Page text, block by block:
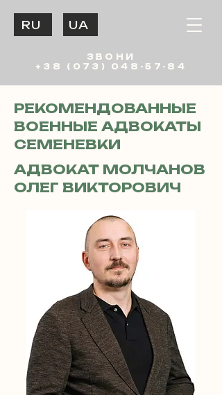
ЗВОНИ
+38 (073) 048-57-84
UA
RU
РЕКОМЕНДОВАННЫЕ
ВОЕННЫЕ АДВОКАТЫ
СЕМЕНЕВКИ
АДВОКАТ МОЛЧАНОВ
ОЛЕГ ВИКТОРОВИЧ